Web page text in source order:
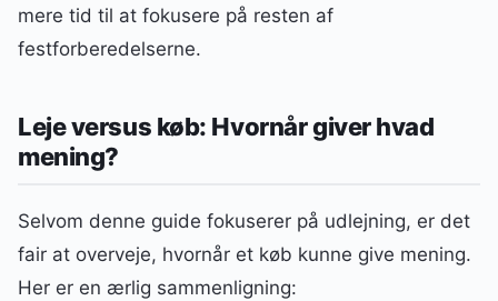
mere tid til at fokusere på resten af
festforberedelserne.
Leje versus køb: Hvornår giver hvad
mening?
Selvom denne guide fokuserer på udlejning, er det
fair at overveje, hvornår et køb kunne give mening.
Her er en ærlig sammenligning: